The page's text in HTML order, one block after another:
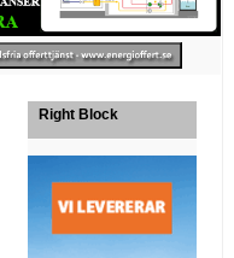
Right Block